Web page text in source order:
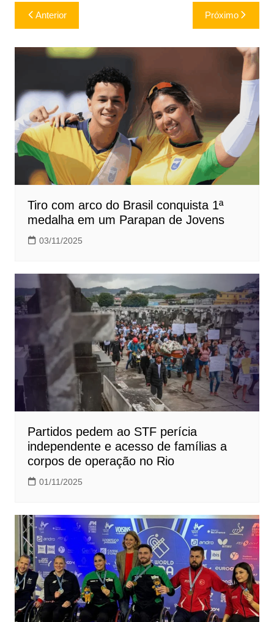
Navegação
de
Post
Anterior Próximo
Tiro com arco do Brasil conquista 1ª
medalha em um Parapan de Jovens
03/11/2025
Partidos pedem ao STF perícia
independente e acesso de famílias a
corpos de operação no Rio
01/11/2025